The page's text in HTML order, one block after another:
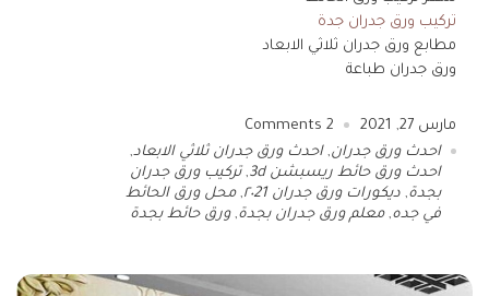
تركيب ورق جدران جدة
مطابع ورق جدران ثلاثي الابعاد
ورق جدران طباعة
مارس 27, 2021 2
احدث ورق جدران,احدث ورق جدران ثلاثي الابعاد,
احدث ورق حائط ريسبشن 3d
,تركيب ورق جدران
بجدة, ديكورات ورق جدران ٢٠21 ,محل ورق الحائط
في جده,معلم ورق جدران بجدة,ورق حائط بجدة